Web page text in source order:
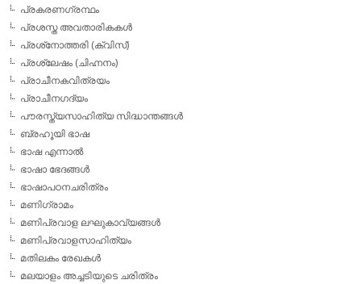
പ്രകരണഗ്രന്ഥം
പ്രശസ്ത അവതാരികകള്‍
പ്രശ്‌നോത്തരി (ക്വിസ്)
പ്രശ്ലേഷം (ചിഹ്നനം)
പ്രാചീനകവിത്രയം
പ്രാചീനഗദ്യം
പൗരസ്ത്യസാഹിത്യ സിദ്ധാന്തങ്ങള്‍
ബ്രഹൂയി ഭാഷ
ഭാഷ എന്നാല്‍
ഭാഷാ ഭേദങ്ങള്‍
ഭാഷാപഠനചരിത്രം
മണിഗ്രാമം
മണിപ്രവാള ലഘുകാവ്യങ്ങള്‍
മണിപ്രവാളസാഹിത്യം
മതിലകം രേഖകള്‍
മലയാളം അച്ചടിയുടെ ചരിത്രം